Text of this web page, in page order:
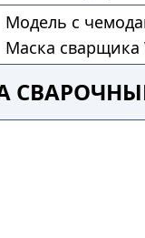
Модель с
Маска сварщика